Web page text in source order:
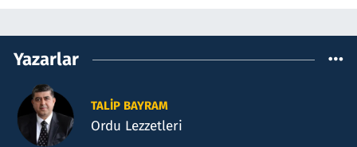
Yazarlar
TALIP BAYRAM
Ordu Lezzetleri